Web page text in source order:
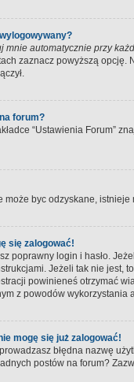
mnie automatycznie przy
zaznacz powyższą
forum?
“Ustawienia Forum”
może byc odzyskane,
się zalogować!
poprawny login i hasło.
Jeżeli tak nie jest,
powinieneś otrzymać
z powodów wykorzystania
mogę się już zalogować!
błędna nazwę
postów na forum?